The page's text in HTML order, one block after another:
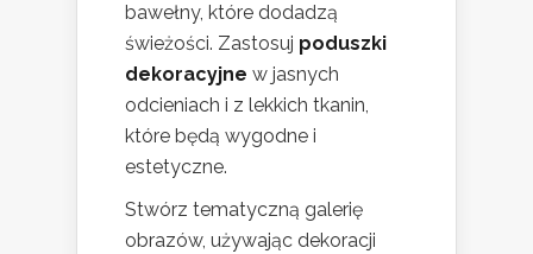
bawełny, które dodadzą
świeżości. Zastosuj poduszki
dekoracyjne w jasnych
odcieniach i z lekkich tkanin,
które będą wygodne i
estetyczne.
Stwórz tematyczną galerię
obrazów, używając dekoracji